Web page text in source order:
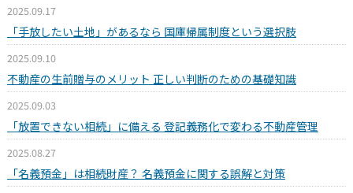
2025.09.17
「手放したい土地」があるなら 国庫帰属制度という選択肢
2025.09.10
不動産の生前贈与のメリット 正しい判断のための基礎知識
2025.09.03
「放置できない相続」に備える 登記義務化で変わる不動産管理
2025.08.27
「名義預金」は相続財産？ 名義預金に関する誤解と対策